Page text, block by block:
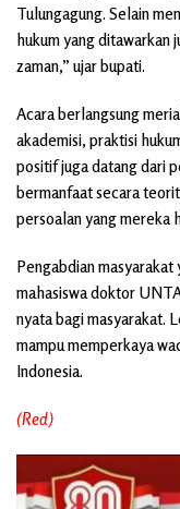
Tulungagung. Selain
hukum yang ditawarkan
zaman,” ujar bupati.
Acara berlangsung
akademisi, praktisi
positif juga datang dari
bermanfaat secara
persoalan yang mereka
Pengabdian
mahasiswa doktor
nyata bagi masyarakat.
mampu memperkaya
Indonesia.
(Red)